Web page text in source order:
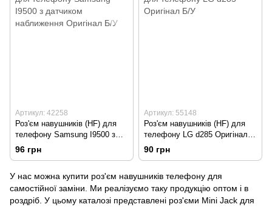
Артикул: 42258
Роз'єм навушників (HF) для
телефону Samsung I9500 з
датчиком наближення
Оригінал Б/У
96 грн
Артикул: 55148
Роз'єм навушників (HF) для
телефону LG d285 Оригінал
Б/У
90 грн
У нас можна купити роз'єм навушників телефону для
самостійної заміни. Ми реалізуємо таку продукцію оптом і в
роздріб. У цьому каталозі представлені роз'єми Mini Jack для